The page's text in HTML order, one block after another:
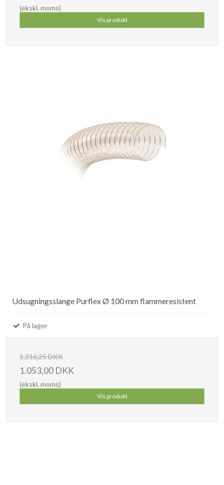
(ekskl. moms)
Vis produkt
Udsugningsslange Purflex Ø 100 mm flammeresistent
På lager
1.316,25 DKK
1.053,00 DKK
(ekskl. moms)
Vis produkt